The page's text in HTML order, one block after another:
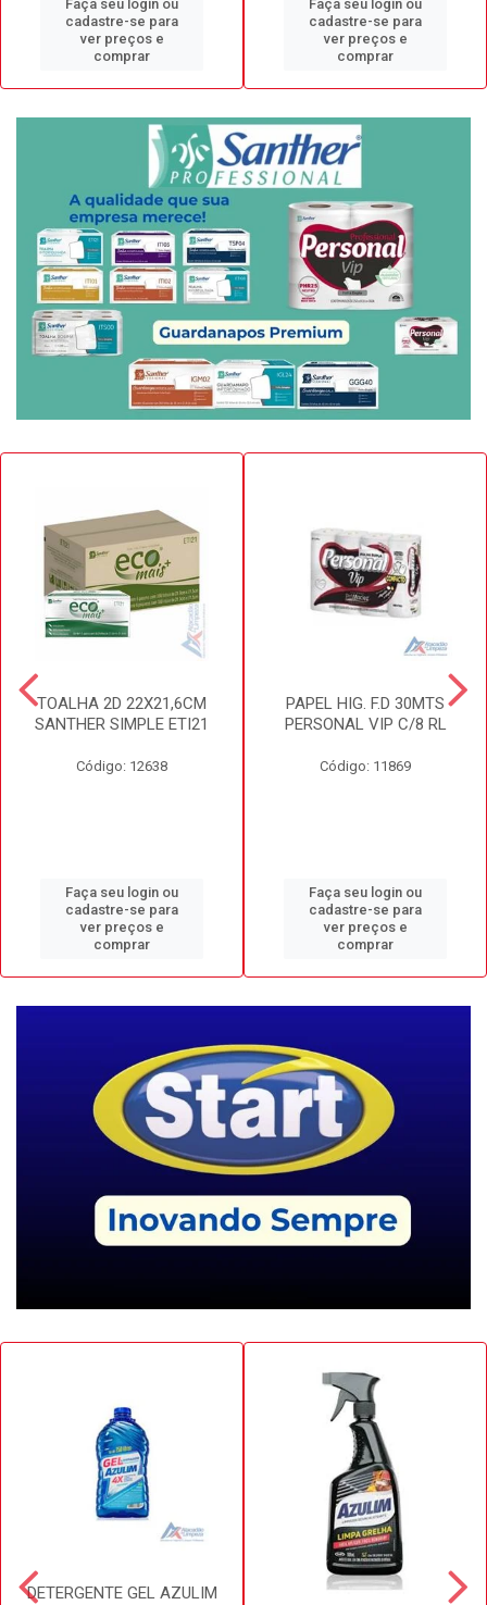
Faça seu login ou
cadastre-se para
ver preços e
comprar
Faça seu login ou
cadastre-se para
ver preços e
comprar
TOALHA 2D 22X21,6CM
SANTHER SIMPLE ETI21
Código: 12638
Faça seu login ou
cadastre-se para
ver preços e
comprar
PAPEL HIG. F.D 30MTS
PERSONAL VIP C/8 RL
Código: 11869
Faça seu login ou
cadastre-se para
ver preços e
comprar
DETERGENTE GEL AZULIM